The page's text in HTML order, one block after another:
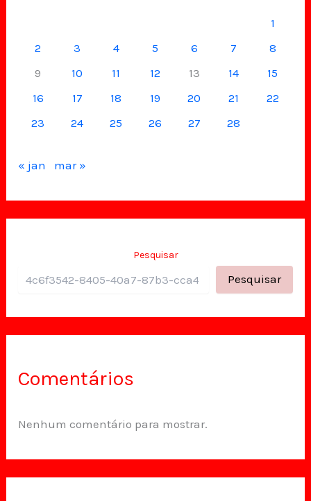
1
2
3 4 5 6 7
8
9
10 11 12 13 14
15
16
17 18 19 20 21
22
23
24 25 26 27 28
« jan mar »
Pesquisar
Pesquisar
Comentários
Nenhum comentário para mostrar.